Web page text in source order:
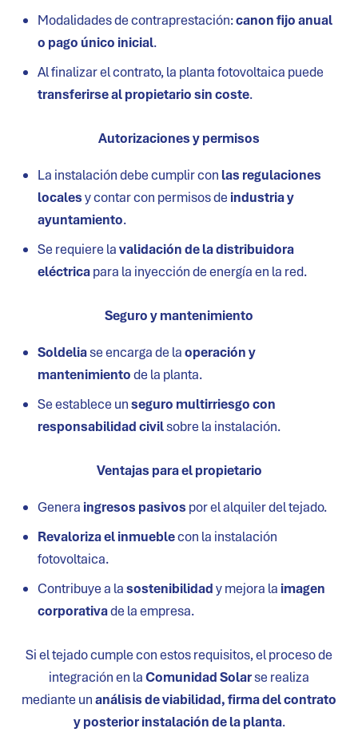
Modalidades de contraprestación:canon fijo anual
o pago único inicial.
Al finalizar el contrato, la planta fotovoltaica puede
transferirse al propietario sin coste.
Autorizaciones y permisos
La instalación debe cumplir con las regulaciones
localesy contar con permisos deindustria y
ayuntamiento.
Se requiere lavalidación de la distribuidora
eléctricapara la inyección de energía en la red.
Seguro y mantenimiento
Soldeliase encarga de laoperación y
mantenimientode la planta.
Se establece unseguro multirriesgo con
responsabilidad civilsobre la instalación.
Ventajas para el propietario
Genera ingresos pasivos por el alquiler del tejado.
Revaloriza el inmueblecon la instalación
fotovoltaica.
Contribuye a lasostenibilidady mejora la imagen
corporativade la empresa.
Si el tejado cumple con estos requisitos, el proceso de
integración en laComunidad Solarse realiza
mediante unanálisis de viabilidad, firma del contrato
y posterior instalación de la planta.